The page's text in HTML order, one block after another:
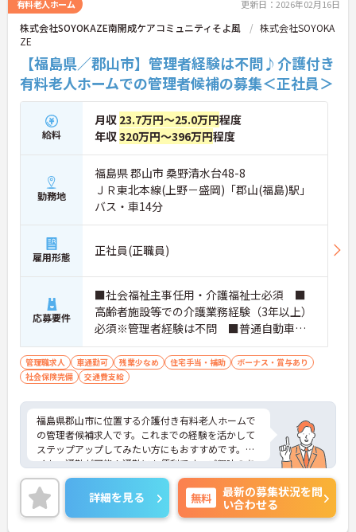
し、安定した環境でキャリアを築きたい方をお待ち
しています。ご興味のある方は詳細等をお伝えしま
すので、お気軽にお問い合わせください。
有料老人ホーム 更新日：2026年02月16日
株式会社SOYOKAZE南開成ケアコミュニティそよ風
株式会社SOYOKA
ZE
【福島県／郡山市】管理者経験は不問♪介護付き
有料老人ホームでの管理者候補の募集＜正社員＞
給料
月収 23.7万円～25.0万円程度
年収320万円～396万円程度
勤務地
福島県 郡山市 桑野清水台48-8
ＪＲ東北本線(上野－盛岡)「郡山(福島)駅」
バス・車14分
雇用形態 正社員(正職員)
応募要件
■社会福祉主事任用・介護福祉士必須 ■
高齢者施設等での介護業務経験（3年以上）
必須※管理者経験は不問 ■普通自動車運
転免許（AT限定可）必須
管理職求人 車通勤可 残業少なめ 住宅手当・補助
ボーナス・賞与あり
社会保険完備
交通費支給
福島県郡山市に位置する介護付き有料老人ホームで
の管理者候補求人です。これまでの経験を活かして
ステップアップしてみたい方にもおすすめです。マ
イカー通勤が可能！通勤にも便利です。ご興味のあ
る方には、面接対策ポイント等、さらに詳細をお話
ししますのでお気軽にご相談ください！
詳細を見る 無料
最新の募集状況を問
い合わせる